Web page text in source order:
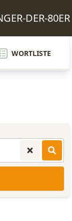
DER-80ER
WORTLISTE